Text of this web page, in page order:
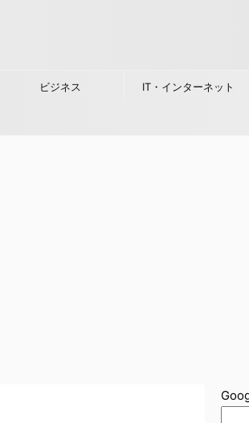
ビジネス IT・インターネット